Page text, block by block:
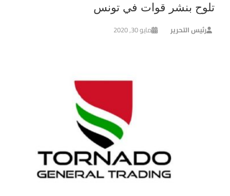
تلوح بنشر قوات في تونس
رئيس التحرير مايو 30, 2020